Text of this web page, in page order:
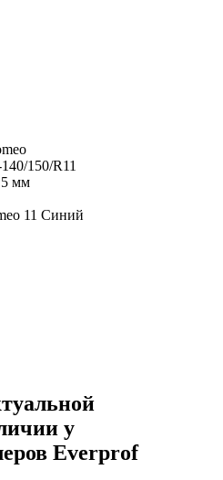
150/R11
мм
11 Синий
у
Everprof